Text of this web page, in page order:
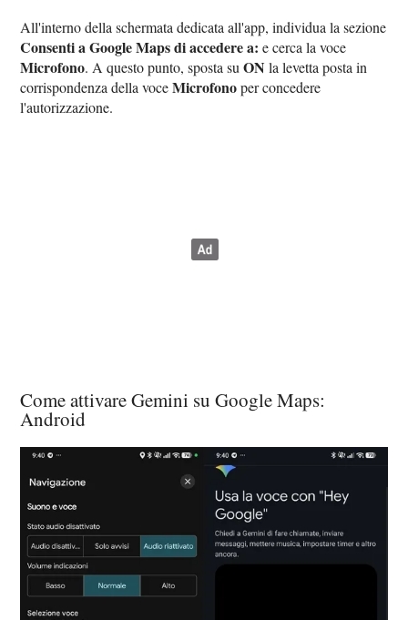
All'interno della schermata dedicata all'app, individua la sezione
Consenti a Google Maps di accedere a: e cerca la voce
Microfono. A questo punto, sposta suON la levetta posta in
corrispondenza della voceMicrofonoper concedere
l'autorizzazione.
Come attivare Gemini su Google Maps:
Android